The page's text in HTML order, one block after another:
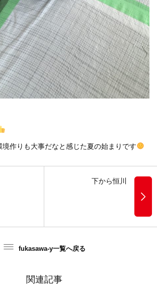
境作りも大事だなと感じた夏の始まりです
下から恒川
fukasawa-y一覧へ戻る
関連記事